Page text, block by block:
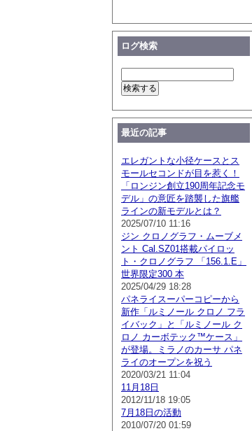
ログ検索
最近の記事
エレガントな小径ケースとス
モールセコンドが目を惹く！
「ロンジン創立190周年記念モ
デル」の意匠を踏襲した旗艦
ラインの新モデルとは？
2025/07/10 11:16
ジン クロノグラフ・ムーブメ
ント Cal.SZ01搭載パイロッ
ト・クロノグラフ 「156.1.E」
世界限定300 本
2025/04/29 18:28
パネライスーパーコピーから
新作「ルミノール クロノ フラ
イバック」と「ルミノール ク
ロノ カーボテック™ケース」
が登場。ミラノのカーサ パネ
ライのオープンを祝う
2020/03/21 11:04
11月18日
2012/11/18 19:05
7月18日の活動
2010/07/20 01:59